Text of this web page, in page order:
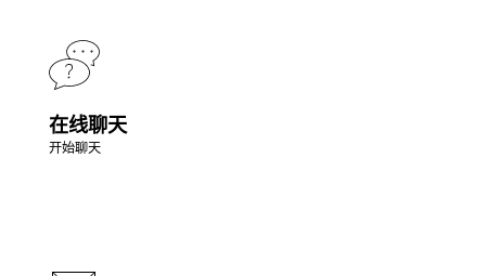
在线聊天
开始聊天